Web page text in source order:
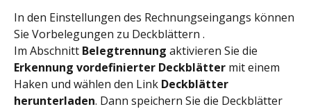
In den Einstellungen des Rechnungseingangs können
Sie Vorbelegungen zu Deckblättern .
Im Abschnitt Belegtrennung aktivieren Sie die
Erkennung vordefinierter Deckblätter mit einem
Haken und wählen den Link Deckblätter
herunterladen. Dann speichern Sie die Deckblätter